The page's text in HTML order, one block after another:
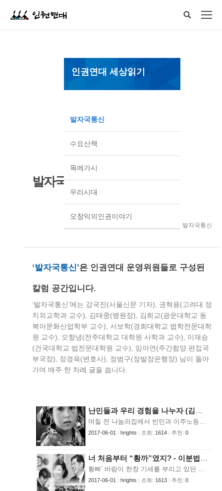
인권연대 세상읽기
발자국통신
수요산책
목에가시
우리시대
오창익의인권이야기
발자국통신
> 인권연대세상읽기 > 발자국통신
‘발자국통신’은 인권연대 운영위원들로 구성된
칼럼 공간입니다.
‘발자국통신’에는 강국진(서울신문 기자), 권혁용(고려대 정
치외교학과 교수), 김태중(병원장), 김희교(광운대학교 동
북아문화산업학부 교수), 서보학(경희대학교 법학전문대학
원 교수), 오항녕(전주대학교 대학원 사학과 교수), 이재승
(건국대학교 법전문대학원 교수), 임아연(주간함양 편집국
부국장), 장경욱(변호사), 정범구(장발장은행장) 님이 돌아
가며 매주 한 차례 글을 씁니다.
난민들과 우리 경험을 나누자 (김대원)
며칠 전 나눔의집에서 빈민과 이주노동자들을 대상으로 선교하시는 한 신부님이 외국인 가족 중 두 사람이 난민 인정을 받았다며 자랑하셨습니다. 신부님이 이태원의 모스크 지도자들의 협조로 외국인 이주노동자 상담사업을 진행하여 오던 중에 만나게 된 미얀마 사람들인데, 2년간 애태운 끝에 얻은 쾌거였습니다. 그 두 사람은 미얀마의 로힝야(Rohingya) 부족입니다. 로힝야 부족은 1962년 미얀마의 군사 쿠데타 이후 단지 무슬림이란 이유로 온갖 박해와 차별을 당해 왔습니다. 사유제산을 몰수당하고 거주제한과 강제노동에 시달렸으며 심지어는 무슬림인 그들에게 돼지고기를 강제로 먹이기까지 했다고 합니다. 1970년 이후로는 시민권조차 얻지 못하여 현재 200만이 넘는 사람들이 무국적 상태에 있다고 합니다. 결국은 그 박해를 피해서 수많은 사람들이 세계 곳곳으로 흩어졌는데, 특히 방글라데시 국경 지역에만 25만 명에 이르는 난민들이 모여 있다고 합니다. 그들은 방글라데시에서마저 본국으로 송환될 처지에 놓이자 그 위기를 피해 지난 2003년 11월 한국으로 왔습니다. 난민신청을 하고 오랜 시간 동안 마음을 졸이다가 다행히 지난 해 12월과 올 1월 6일 법무부로부터 정치적 난민으로 인정되어 추방의 공포에서 벗어나게 된 것입니다. 당연히 기뻐할 일이었지요. 그러나 아직도 수백 명이 난민인정을 기다리고 있다고 합니다. 이 기회에 우리나라의 난민정책을 생각해 보았습니다. 우리나라는 1992년 국제난민협약에 가입했지만 그 뒤로도 난민을 인정하지 않아 국제 사회의 비판을 받아 왔습니다. 8년만인 2000년 1월에 처음으로 한 명을 난민으로 인정하였고, 2003년에 12명, 2004년 12월에 17명을 인정하는 등 현재까지 40여명이 난민으로 인정되었습니다. 그러나 난민허용에 관한 국제적인 책임을 충분히 감당하지 못하고 있는 것만큼은 분명해 보입니다. 1951년 난민의 지위에 관한 협약(Convention Relating to the Status of Refugees)에 따르면, 난민이란 "인종, 종교, 국적, 정치적 견해, 특정 사회 단체 참여 등의 이유로 인한 박해의 공포를 피해 조국을 떠난 후, 귀환하지 못하거나 귀환하려 하지 않는 사람"을 말한다. /사진 출처- 유엔고등난민판무관실(UNHCR) 서울사무소 우리나라 난민정책의 첫 번째 문제는 난민인정 절차의 후진성입니다. 현재 우리나라는 전문적인 기관이나 담당 공무원이 아니라 출입국관리국의 불법 체류를 단속하는 부서에서 난민인정 업무를 담당하고 있습니다. 수백 건의 사건을 1, 2명의 비전문 공무원이 담당하고 있으니 신청인에 대한 정확한 조사가 이뤄지기 어려울 뿐만 아니라 기본적으로 난민신청인을 불법 체류자라고 보는 경향이 농후한 것입니다. 난민신청인이 법무부 심사를 받기 위해 1, 2년 이상 대기하고 있는데 이들이 적정한 심사 아래 난민으로 판정 받는 것은 사실상 운이라고 할 수 있습니다. 난민인정 절차에 하루빨리 전문성과 독립성이 보장되어야 합니다. 두 번째는 난민에 대한 처우의 문제입니다. 난민으로 인정한다는 것은 단순히 체류 자격을 주는 것일 뿐 아니라, 그들이 이 사회에서 생존할 수 있도록 협조하겠다는 것 아니겠습니까? 그런데 우리의 실상은 그렇지 않습니다. 난민들의 사회 정착과정에 정부는 무관심하기만 합니다. 현재 난민 보호의 내용은 대한민국에서 쫓아내지 않는다는 것 외에는 아무 것도 없습니다. 난민들은 외국인에게 더 척박한 노동현실과 사회적 무관심 속에서 힘들게 생활하고 있습니다. 난민들에게 인간다운 생활을 할 수 있는 최소한의 사회보장제도가 확립되어야 합니다. 사진 출처- 유엔고등난민판무관실(UNHCR) 서울사무소 난민문제를 남의 나라 일로만 치부할 수 없습니다. 멀게는 조국 독립을 위해 만주나 미국 및 유럽 등에서 활동을 하던 선조들이 바로 난민이었습니다. 가깝게는 군사독재 시절 민주인사들이 외국 망명을 통해 난민으로 인정되어 이국에서 조국 민주화를 위해 투쟁을 계속할 수도 있었습니다. 이러한 경험이 아니더라도 이 땅에서 추방되어 자기 나라로 돌아가면 목숨이 위태로울 게 뻔한 이들을 외면하는 것은 창피한 일입니다. 이제는 갚아야 할 때가 되었습니다. 우리 땅에 와서 외롭게 투쟁하는 망명객들과 민주화운동의 소중한 경험을 나누고 그들이 조국의 민주화를 위해 기여할 수 있도록 도울 때가 왔다는 말입니다. 김대원 위원은 성공회 서울교구 사회사목담당 신부입니다.
2017-06-01 | hrights | 조회: 1614 | 추천: 0
너 처음부터 “황까”였지? - 이분법적 논리 속에서 우리가 잊어버리고 있는 것에 관하여 (서상덕)
황빠’ 바람이 한창 기세를 부리고 있던 당시 필자는 필자가 속한 신문사 덕분에(?) 예기치 못한 눈초리에 시달려야 했다. 이른바 “너 ‘황까’ 아냐?”하는 시선이 그것이다. 물론 그런 의심을 받을 수 있는 소지는 다분했다. 세상이 다 ‘배아줄기세포’의 유용성에 대해 확신을 넘어선 신앙으로 한 방향으로 쏠려 가고 있을 때 필자가 몸담은 신문사는 일찌감치부터 ‘배아도 생명이다!’는 깃발을 내걸고 싸움도 되지 않을 법한 전장에 서 있었기 때문이다. 1년여 전까지만 하더라도 황우석 교수나 그의 오른팔이라는 안규리 교수를 웃으면서 만나던 처지였으니 그 곤혹스러움은 이루 말로 다하기 힘든 것이었다. 신문사 사옥에 ‘황우석 교수님, 힘내세요!’라고 쓰인 대문짝만한 플래카드마저 내건 타 종단 신문 기자를 만나도 웃음을 주고받기가 서로 머쓱해서 인사 한 마디 없이 지나치는 일도 없지 않았다. 그런 ‘황빠’ 바람이 태풍이 되어 온 세상을 휩쓸고 있는 동안에도 필자의 뇌리에는 희미하게 보일망정 결코 희망을 버려서는 안 된다는 생각이 끊임없이 스러졌다 생겨나길 반복하고 있었다. 그러나 돌이켜 보면 그것은 막연한 희망이라기보다 다른 의미의 ‘의지’였던 것 같다. 과학적 지식이나 여론의 흐름 등을 감안할 때 필자는 그런 대세에 영향을 줄만한 어떤 힘도 없었다. 가깝던 지인마저도 당신 생각이 잘못될 수 있다며 조금만 더 멀리 내다보라고 충고 아닌 충고를 해올 땐 비참한 생각마저 들었던 게 사실이다. 그런 가운데서도 필자가 속한 신문사는 속칭 ‘황까’ 논리가 분명한 내용을 담은 신문을 찍어내는 걸 무슨 사명감으로까지 여기고 있었다. 당연히 신문사 홈페이지나 관련 사이트들은 ‘너희들 ○○○와 한 통속 아니냐?’는 투의 댓글로 도배되다시피 했다. 이런 흐름은 하루 이틀 새 ‘두고 보자’식의 협박성(?) 말투로 바뀌기 십상이다. 무수한 말과 다분히 주관적인 판단이 난무하는 속에서 ‘이건 아닌데…’ 하는 생각을 지니고 하루하루를 넘긴다는 건 무척이나 짜증스러운 일이었다. 그 짜증은 익명을 대하는 데서 오는 것일 수도 있지만 우리 사회가 보인 전반적인 가벼움, 나아가 타인의 인권이라고는 차분히 생각해볼 대상도 되지 못하고 있는 현실에 대한 것이었다. 이러니 이른바 ‘황우석 신화’가 어처구니없는 거짓임이 드러났음에도 “너 처음부터 ‘황까’였지?”하는 반인권적이고 이분법적인 재단이 여전히 기세를 올리고 있는 지도 모르겠다. 사진 출처 - 한겨레 다행히도 우리 사회 구성원들 스스로의 자정 능력을 통해 거짓으로 가득 찬 ‘신화’가 미망임이 드러났다는 점에서 또 다른 희망의 실마리를 찾게 되는지 모르겠다. 한편으로는 이런 희망에 더해 이제는 이 거짓된 신화가 준 교훈을 철저하게 규명하고 배워 실천해야 한다는 생각을 갖게 된다. 그러기 위해서는 우선 스스로를 먼저 돌아보는 자세가 필요하다. ‘나는 대세에 휩쓸려 타인에게 상처를 주는 일을 하지는 않았나’ ‘진실에 애써 눈감으려 하지 않았나’ ‘자신의 잘못을 덮으려 하고 있는지 않나’…. 이번 사태를 통해 배우지 못한다면 우리는 홍역을 치르고도 면역력을 갖지 못하는 비정상적인 존재가 될 수밖에 없다. 애초부터 ‘황까’는 아니었던 필자가 보기에 ‘황우석 사태’는 객관적인 검증과 평가 시스템의 필요성 등 많은 교훈들을 일깨워주었다. 하지만 그 가운데서도 이번 사태의 근본적인 원인은 생명에 대한 경시와 인권에 대한 무지에 있다고 본다. 배아 연구에 대한 맹목적인 신봉으로 인해 인간 배아의 생명권은 아예 고려의 축에도 들지 못했고, 우려되는 부작용들에 대해 제대로 알려주지도 않은 채 무지막지하게 난자를 채취함으로써 여성 인권을 묵살했는가 하면, 연구 성과를 부풀려 난치병 환자들에게 허망한 기대를 갖게 함으로써 다시 한번 인권을 유린했다. 이 모든 것들은 인간 생명이 얼마나 소중한 것인지를 무시한 데서 비롯된 것이다. 하지만 오늘의 이런 모습은 결코 황우석 교수를 비롯한 소수 과학자들만의 작품이 아니라는 점에서 모두 깊은 성찰을 해야 한다. 동조한 정부와 언론, 과학자들뿐만 아니라 침묵한 과학자들, 비판적 성찰 없이 국익과 경제적 논리에 눈이 멀어 무조건적 지지를 보낸 모두가 공동 책임자가 아닐 수 없다. 사진 출처 - 쿠키뉴스 다른 한편으로는 이번 사태가 우리 사회가 지닌 가벼움을 돌아보고 새로운 전기를 마련할 수 있게 해주었다는 점에서 그나마 위안(?)을 얻을 수 있을지 모르겠다. 그것은 인간 생명을 마음대로 만들어낼 수 있는 것으로 착각하고 있으면서도 자신의 착각을 착각인지도 모르고 있던 적잖은 이들을 깨어나게 했다는 점이다. 그렇지만 분명한 것은 비록 배아라 할지라도 그것이 인간이란 사실만은 착각해선 안 된다는 사실이다. 왜냐면 우리 모두가 한때는 배아였기 때문이다. 이런 논리 때문에 종국엔 필자도 의도하지 않게 ‘황까’의 대열에 들어서게 되는 게 아닌가 싶다. 서상덕 위원은 현재 가톨릭 신문사 기자로 재직 중입니다.
2017-06-01 | hrights | 조회: 1613 | 추천: 0